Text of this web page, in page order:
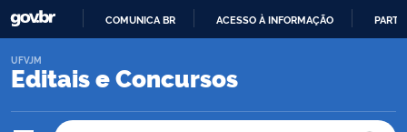
O
COMUNICA BR ACESSO À INFORMAÇÃO
Editais e Concursos
UFVJM